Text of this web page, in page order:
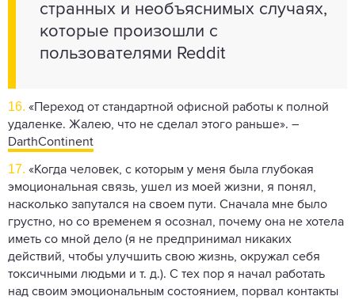
странных и необъяснимых случаях,
которые произошли с
пользователями Reddit
16. «Переход от стандартной офисной работы к полной
удаленке. Жалею, что не сделал этого раньше». –
DarthContinent
17. «Когда человек, с которым у меня была глубокая
эмоциональная связь, ушел из моей жизни, я понял,
насколько запутался на своем пути. Сначала мне было
грустно, но со временем я осознал, почему она не хотела
иметь со мной дело (я не предпринимал никаких
действий, чтобы улучшить свою жизнь, окружал себя
токсичными людьми и т. д.). С тех пор я начал работать
над своим эмоциональным состоянием, порвал контакты